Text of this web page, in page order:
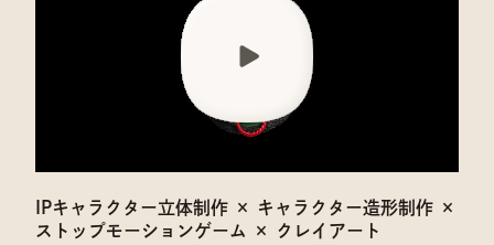
IPキャラクター立体制作 × キャラクター造形制作 ×
ストップモーションゲーム × クレイアート